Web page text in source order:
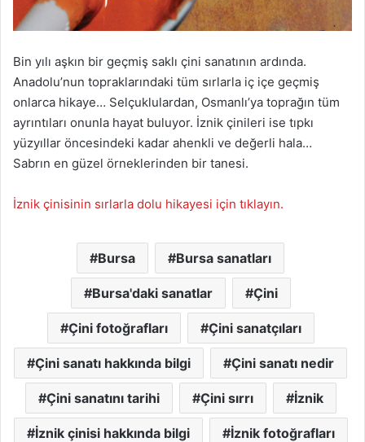
Bin yılı aşkın bir geçmiş saklı çini sanatının ardında.
Anadolu’nun topraklarındaki tüm sırlarla iç içe geçmiş
onlarca hikaye… Selçuklulardan, Osmanlı’ya toprağın tüm
ayrıntıları onunla hayat buluyor. İznik çinileri ise tıpkı
yüzyıllar öncesindeki kadar ahenkli ve değerli hala…
Sabrın en güzel örneklerinden bir tanesi.
İznik çinisinin sırlarla dolu hikayesi için tıklayın.
Bursa Bursa sanatları
Bursa'daki sanatlar Çini
Çini fotoğrafları Çini sanatçıları
Çini sanatı hakkında bilgi Çini sanatı nedir
Çini sanatını tarihi Çini sırrı İznik
İznik çinisi hakkında bilgi İznik fotoğrafları